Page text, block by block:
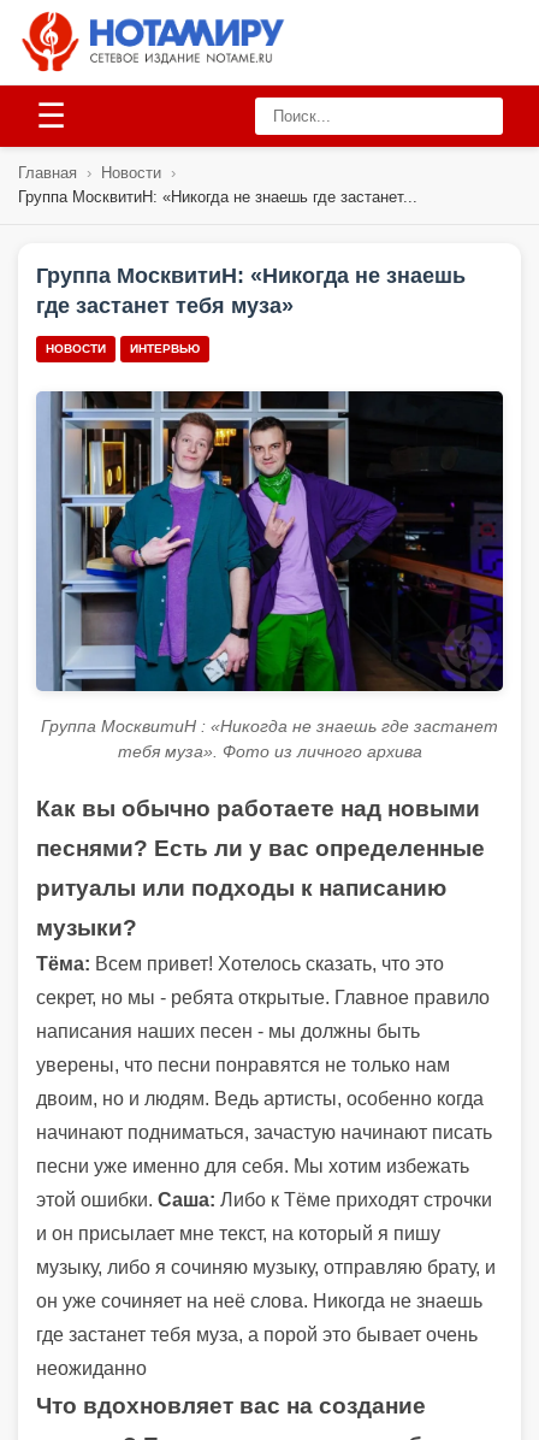
☰
Главная › Новости ›
Группа МосквитиН: «Никогда не знаешь где застанет...
Группа МосквитиН: «Никогда не знаешь
где застанет тебя муза»
НОВОСТИ ИНТЕРВЬЮ
Группа МосквитиН : «Никогда не знаешь где застанет
тебя муза». Фото из личного архива
Как вы обычно работаете над новыми
песнями? Есть ли у вас определенные
ритуалы или подходы к написанию
музыки?
Тёма: Всем привет! Хотелось сказать, что это
секрет, но мы - ребята открытые. Главное правило
написания наших песен - мы должны быть
уверены, что песни понравятся не только нам
двоим, но и людям. Ведь артисты, особенно когда
начинают подниматься, зачастую начинают писать
песни уже именно для себя. Мы хотим избежать
этой ошибки. Саша: Либо к Тёме приходят строчки
и он присылает мне текст, на который я пишу
музыку, либо я сочиняю музыку, отправляю брату, и
он уже сочиняет на неё слова. Никогда не знаешь
где застанет тебя муза, а порой это бывает очень
неожиданно
Что вдохновляет вас на создание